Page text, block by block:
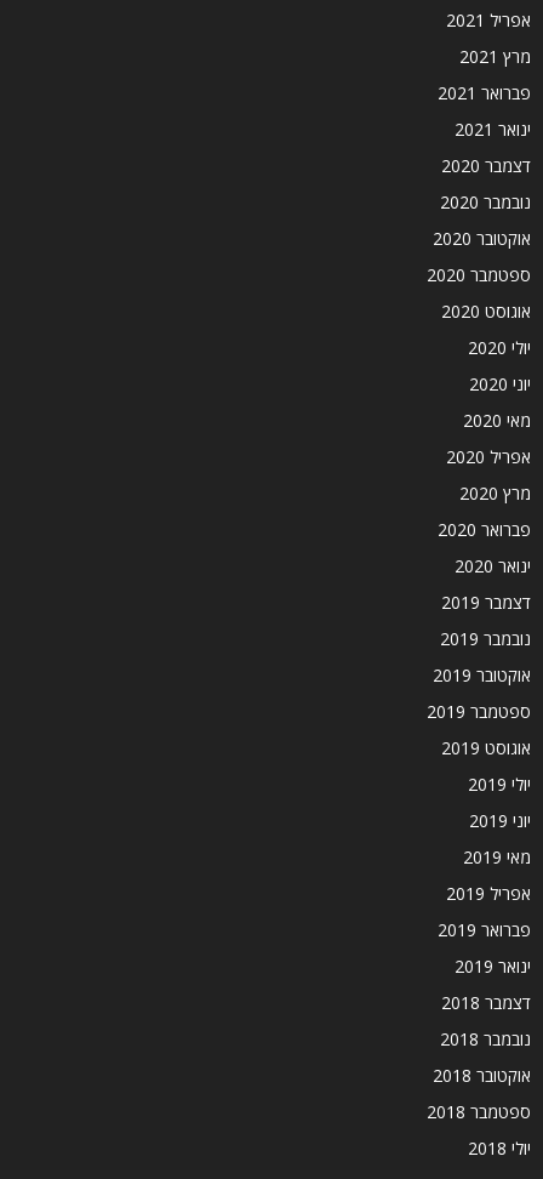
אפריל 2021
מרץ 2021
פברואר 2021
ינואר 2021
דצמבר 2020
נובמבר 2020
אוקטובר 2020
ספטמבר 2020
אוגוסט 2020
יולי 2020
יוני 2020
מאי 2020
אפריל 2020
מרץ 2020
פברואר 2020
ינואר 2020
דצמבר 2019
נובמבר 2019
אוקטובר 2019
ספטמבר 2019
אוגוסט 2019
יולי 2019
יוני 2019
מאי 2019
אפריל 2019
פברואר 2019
ינואר 2019
דצמבר 2018
נובמבר 2018
אוקטובר 2018
ספטמבר 2018
יולי 2018